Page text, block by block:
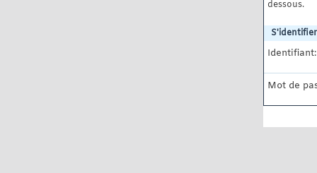
dessous.
S'identifier
Identifiant:
Mot de